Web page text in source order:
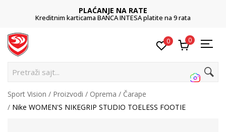
PLAĆANJE NA RATE
Kreditnim karticama BANCA INTESA platite na 9 rata
0 0
Pretraži sajt...
Sport Vision Proizvodi Oprema
Čarape
Nike WOMEN'S NIKEGRIP STUDIO TOELESS FOOTIE